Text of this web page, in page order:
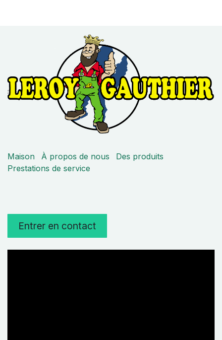
Maison À propos de nous
Des produits
Prestations de service
Entrer en contact